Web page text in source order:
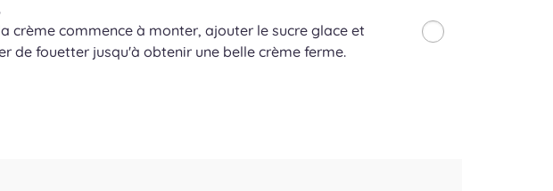
crème commence à monter, ajouter le sucre glace et
de fouetter jusqu'à obtenir une belle crème ferme.